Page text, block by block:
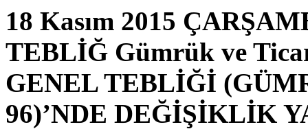
18 Kasım 2015
TEBLİĞ Gümrük ve
GENEL TEBLİĞİ
96)’NDE DEĞİŞİKLİK